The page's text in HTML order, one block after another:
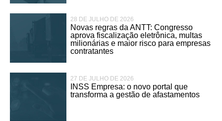
28 DE JULHO DE 2026
Novas regras da ANTT: Congresso
aprova fiscalização eletrônica, multas
milionárias e maior risco para empresas
contratantes
27 DE JULHO DE 2026
INSS Empresa: o novo portal que
transforma a gestão de afastamentos